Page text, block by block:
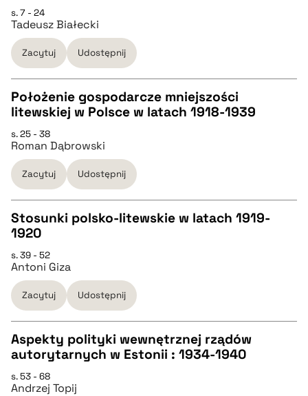
CZYSTY TEKST
pobierz cytat
BIBTEX
pobierz cytat
s. 7 - 24
Tadeusz Białecki
Zacytuj Udostępnij
CZYSTY TEKST
pobierz cytat
BIBTEX
Położenie gospodarcze mniejszości
litewskiej w Polsce w latach 1918-1939
s. 25 - 38
Roman Dąbrowski
Zacytuj Udostępnij
pobierz cytat
BIBTEX
pobierz cytat
Stosunki polsko-litewskie w latach 1919-
1920
s. 39 - 52
Antoni Giza
Zacytuj Udostępnij
CZYSTY TEKST
Aspekty polityki wewnętrznej rządów
autorytarnych w Estonii : 1934-1940
s. 53 - 68
Andrzej Topij